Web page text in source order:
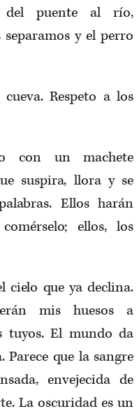
del puente al río,
y el perro
Respeto a los
con un machete
suspira, llora y se
Ellos harán
ellos, los
cielo que ya declina.
mis huesos a
tuyos. El mundo da
Parece que la sangre
envejecida de
La oscuridad es un